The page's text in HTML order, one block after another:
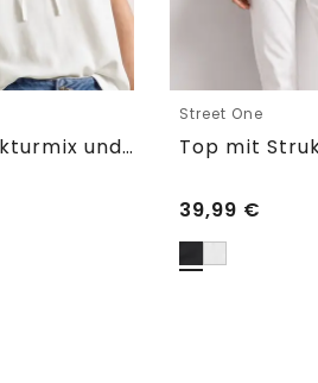
Top mit Strukturmix und Crochet-Details
Street One
39,99 €